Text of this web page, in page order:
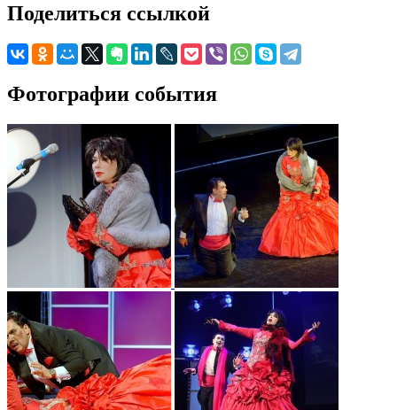
Поделиться ссылкой
Фотографии события